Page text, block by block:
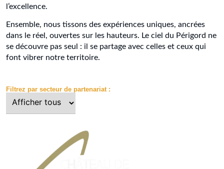
l’excellence.
Ensemble, nous tissons des expériences uniques, ancrées
dans le réel, ouvertes sur les hauteurs. Le ciel du Périgord ne
se découvre pas seul : il se partage avec celles et ceux qui
font vibrer notre territoire.
Filtrez par secteur de partenariat :